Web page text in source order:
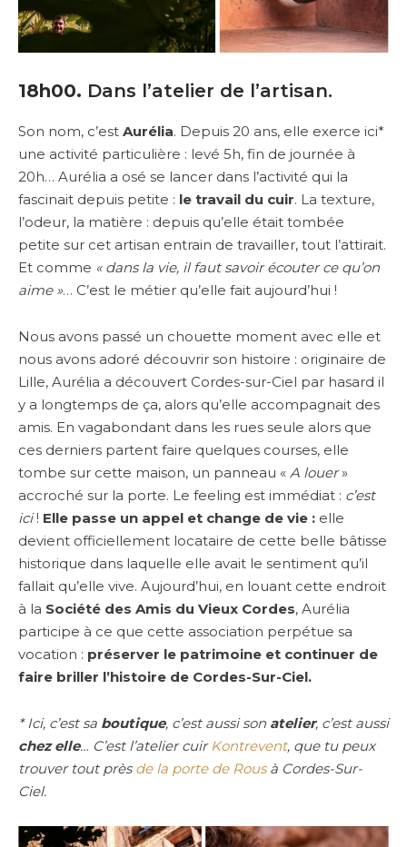
18h00. Dans l’atelier de l’artisan.
Son nom, c’est Aurélia. Depuis 20 ans, elle exerce ici*
une activité particulière : levé 5h, fin de journée à
20h… Aurélia a osé se lancer dans l’activité qui la
fascinait depuis petite : le travail du cuir. La texture,
l’odeur, la matière : depuis qu’elle était tombée
petite sur cet artisan entrain de travailler, tout l’attirait.
Et comme « dans la vie, il faut savoir écouter ce qu’on
aime »… C’est le métier qu’elle fait aujourd’hui !
Nous avons passé un chouette moment avec elle et
nous avons adoré découvrir son histoire : originaire de
Lille, Aurélia a découvert Cordes-sur-Ciel par hasard il
y a longtemps de ça, alors qu’elle accompagnait des
amis. En vagabondant dans les rues seule alors que
ces derniers partent faire quelques courses, elle
tombe sur cette maison, un panneau « A louer»
accroché sur la porte. Le feeling est immédiat : c’est
ici! Elle passe un appel et change de vie : elle
devient officiellement locataire de cette belle bâtisse
historique dans laquelle elle avait le sentiment qu’il
fallait qu’elle vive. Aujourd’hui, en louant cette endroit
à la Société des Amis du Vieux Cordes, Aurélia
participe à ce que cette association perpétue sa
vocation : préserver le patrimoine et continuer de
faire briller l’histoire de Cordes-Sur-Ciel.
* Ici, c’est sa boutique, c’est aussi son atelier, c’est aussi
chez elle… C’est l’atelier cuirKontrevent, que tu peux
trouver tout près de la porte de Rousà Cordes-Sur-
Ciel.